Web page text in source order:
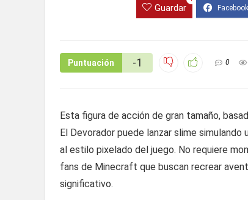
Guardar
Puntuación -1 0
Esta figura de acción de gran tamaño,
El Devorador puede lanzar slime
al estilo pixelado del juego. No requiere
fans de Minecraft que buscan recrear
significativo.